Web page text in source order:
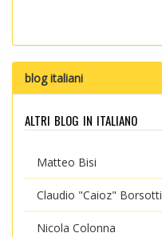
blog italiani
altri blog in italiano
Matteo Bisi
Claudio "Caioz" Borsotti
Nicola Colonna